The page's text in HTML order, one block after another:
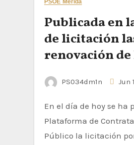
PSOE Mérida
Publicada en
de licitación
renovación de
deportivas de
PS034dm1n Jun
En el día de hoy se ha publicado en la
Plataforma de
Público la licitación